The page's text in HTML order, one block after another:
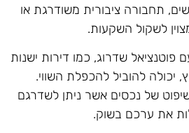
תחבורה ציבורית משודרגת או
לשקול השקעות.
שדרוג, כמו דירות ישנות
יכולה להוביל להכפלת השווי.
של נכסים אשר ניתן לשדרגם
את ערכם בשוק.